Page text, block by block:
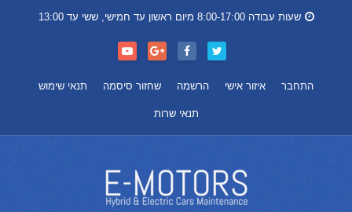
שעות עבודה 8:00-17:00 מיום ראשון עד חמישי, ששי עד 13:00
התחבר איזור אישי הרשמה שחזור סיסמה תנאי שימוש
תנאי שרות